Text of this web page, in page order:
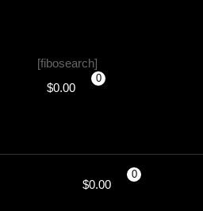
[fibosearch]
$0.00
0
$0.00
0